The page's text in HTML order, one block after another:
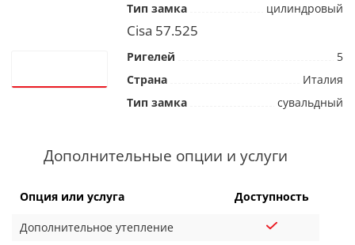
Тип замка
цилиндровый
Cisa 57.525
Ригелей
5
Страна
Италия
Тип замка
сувальдный
Дополнительные опции и услуги
Опция или услуга Доступность
Дополнительное утепление